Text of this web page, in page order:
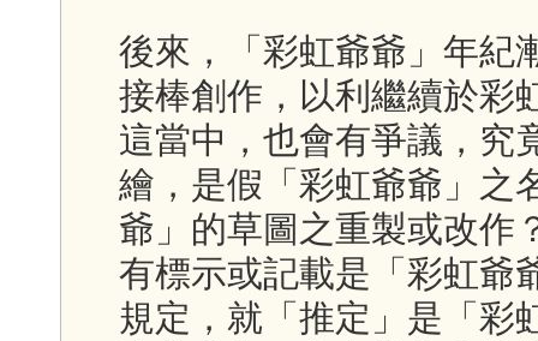
後來，「彩虹爺爺」年紀
接棒創作，以利繼續於彩
這當中，也會有爭議，究
繪，是假「彩虹爺爺」之
爺」的草圖之重製或改作
有標示或記載是「彩虹爺
規定，就「推定」是「彩